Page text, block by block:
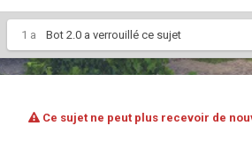
1 a Bot 2.0 a verrouillé ce sujet
Ce sujet ne peut plus recevoir de